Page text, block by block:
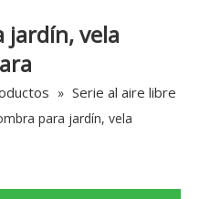
jardín, vela
» Serie al aire libre
para jardín, vela